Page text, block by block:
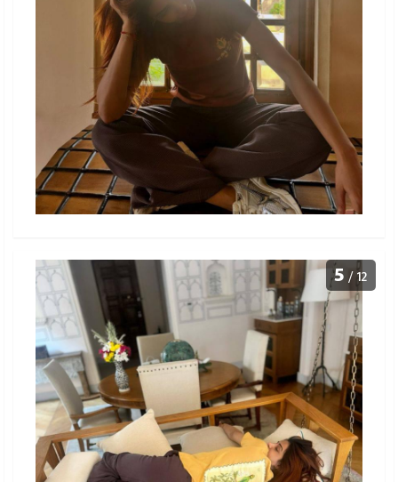
5/ 12